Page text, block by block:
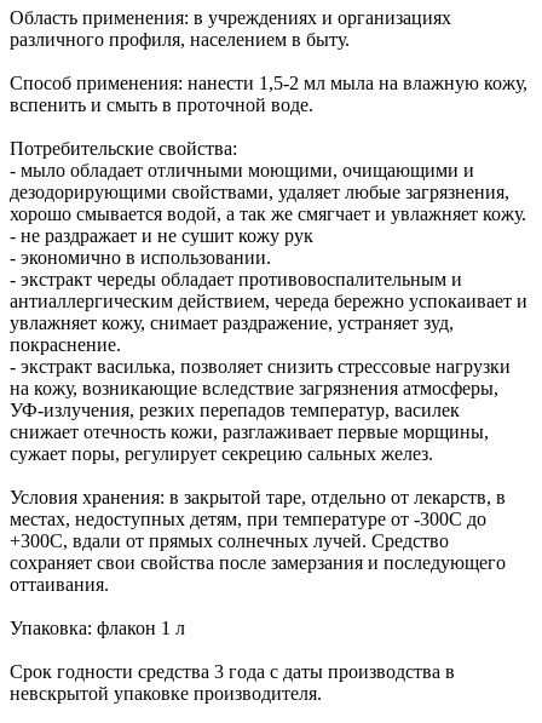
Область применения: в учреждениях и организациях
различного профиля, населением в быту.
Способ применения: нанести 1,5-2 мл мыла на влажную кожу,
вспенить и смыть в проточной воде.
Потребительские свойства:
- мыло обладает отличными моющими, очищающими и
дезодорирующими свойствами, удаляет любые загрязнения,
хорошо смывается водой, а так же смягчает и увлажняет кожу.
- не раздражает и не сушит кожу рук
- экономично в использовании.
- экстракт череды обладает противовоспалительным и
антиаллергическим действием, череда бережно успокаивает и
увлажняет кожу, снимает раздражение, устраняет зуд,
покраснение.
- экстракт василька, позволяет снизить стрессовые нагрузки
на кожу, возникающие вследствие загрязнения атмосферы,
УФ-излучения, резких перепадов температур, василек
снижает отечность кожи, разглаживает первые морщины,
сужает поры, регулирует секрецию сальных желез.
Условия хранения: в закрытой таре, отдельно от лекарств, в
местах, недоступных детям, при температуре от -300С до
+300С, вдали от прямых солнечных лучей. Средство
сохраняет свои свойства после замерзания и последующего
оттаивания.
Упаковка: флакон 1 л
Срок годности средства 3 года с даты производства в
невскрытой упаковке производителя.